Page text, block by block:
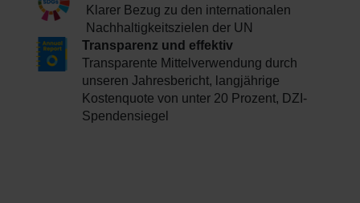
Klarer Bezug zu den internationalen
Nachhaltigkeitszielen der UN
Transparenz und effektiv
Transparente Mittelverwendung durch
unseren Jahresbericht, langjährige
Kostenquote von unter 20 Prozent, DZI-
Spendensiegel